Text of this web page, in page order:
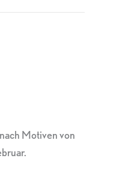
Motiven von